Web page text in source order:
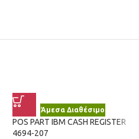
Άμεσα Διαθέσιμο
POS PART IBM CASH REGISTER
4694-207